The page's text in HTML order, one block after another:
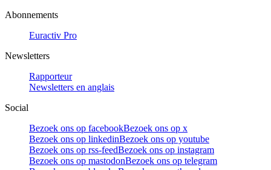
Abonnements
Euractiv Pro
Newsletters
Rapporteur
Newsletters en anglais
Social
Bezoek ons op facebookBezoek ons op x
Bezoek ons op linkedinBezoek ons op youtube
Bezoek ons op rss-feedBezoek ons op instagram
Bezoek ons op mastodonBezoek ons op telegram